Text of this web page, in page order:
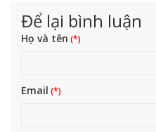
Để lại bình luận
Họ và tên
Email